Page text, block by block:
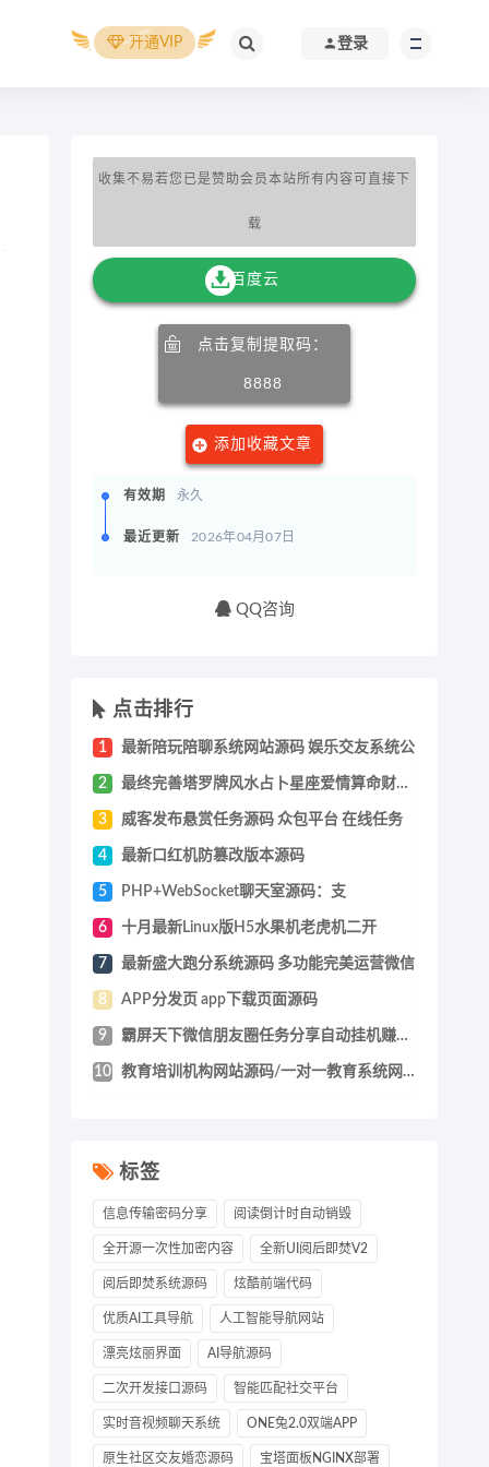
开通VIP 登录
收集不易若您已是赞助会员本站所有内容可直接下
载
百度云
点击复制提取码：
8888
添加收藏文章
有效期 永久
最近更新 2026年04月07日
QQ咨询
点击排行
1 最新陪玩陪聊系统网站源码 娱乐交友系统公
2 最终完善塔罗牌风水占卜星座爱情算命财运未
3 威客发布悬赏任务源码 众包平台 在线任务
4 最新口红机防篡改版本源码
5 PHP+WebSocket聊天室源码：支
6 十月最新Linux版H5水果机老虎机二开
7 最新盛大跑分系统源码 多功能完美运营微信
8 APP分发页 app下载页面源码
9 霸屏天下微信朋友圈任务分享自动挂机赚钱A
10 教育培训机构网站源码/一对一教育系统网站
标签
信息传输密码分享 阅读倒计时自动销毁
全开源一次性加密内容 全新UI阅后即焚V2
阅后即焚系统源码 炫酷前端代码
优质AI工具导航 人工智能导航网站
漂亮炫丽界面 AI导航源码
二次开发接口源码 智能匹配社交平台
实时音视频聊天系统 ONE兔2.0双端APP
原生社区交友婚恋源码 宝塔面板NGINX部署